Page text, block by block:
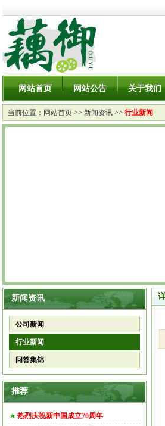
网站首页 网站公告 关于我们
当前位置： 网站首页 >> 新闻资讯 >> 行业新闻
新闻资讯
公司新闻
行业新闻
问答集锦
推荐
热烈庆祝新中国成立70周年